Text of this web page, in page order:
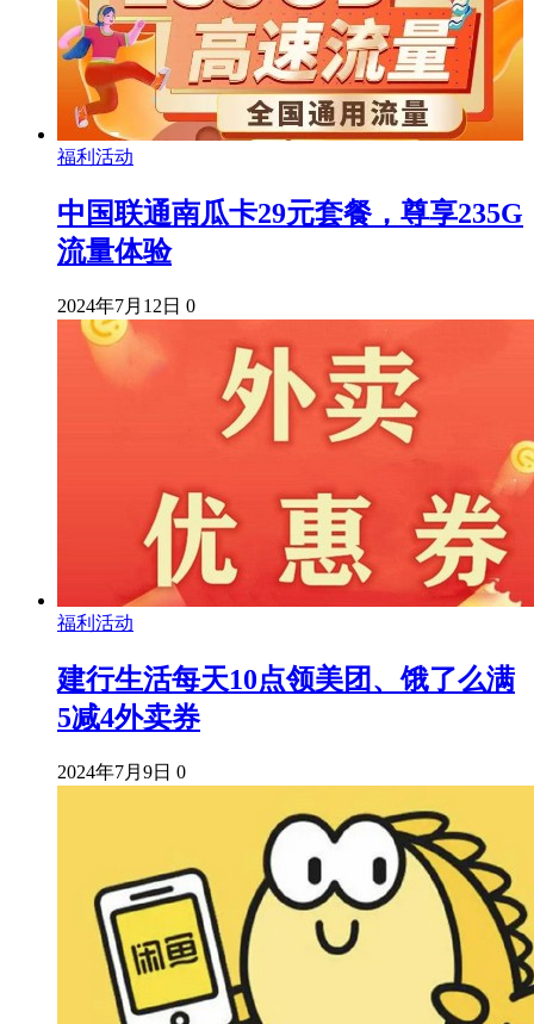
福利活动
中国联通南瓜卡29元套餐，尊享235G
流量体验
2024年7月12日 0
福利活动
建行生活每天10点领美团、饿了么满
5减4外卖券
2024年7月9日 0